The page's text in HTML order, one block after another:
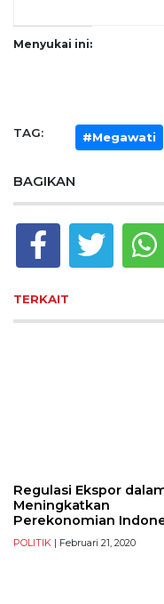
Menyukai ini:
TAG: #Megawati
BAGIKAN
TERKAIT
Regulasi Ekspor
Meningkatkan
Perekonomian
POLITIK | Februari 21, 2020